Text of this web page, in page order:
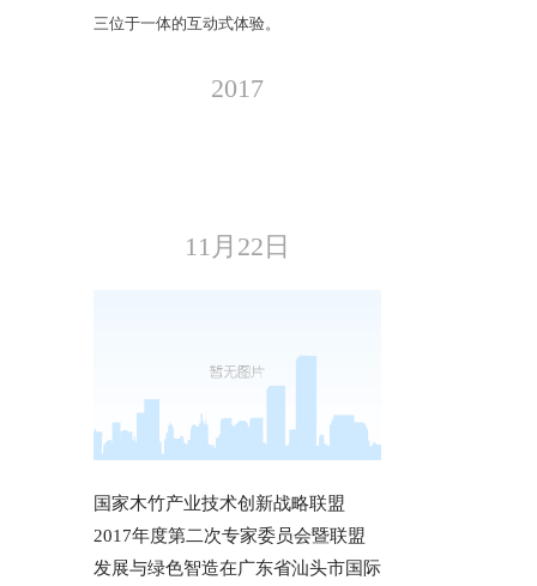
三位于一体的互动式体验。
2017
11月22日
国家木竹产业技术创新战略联盟
2017年度第二次专家委员会暨联盟
发展与绿色智造在广东省汕头市国际